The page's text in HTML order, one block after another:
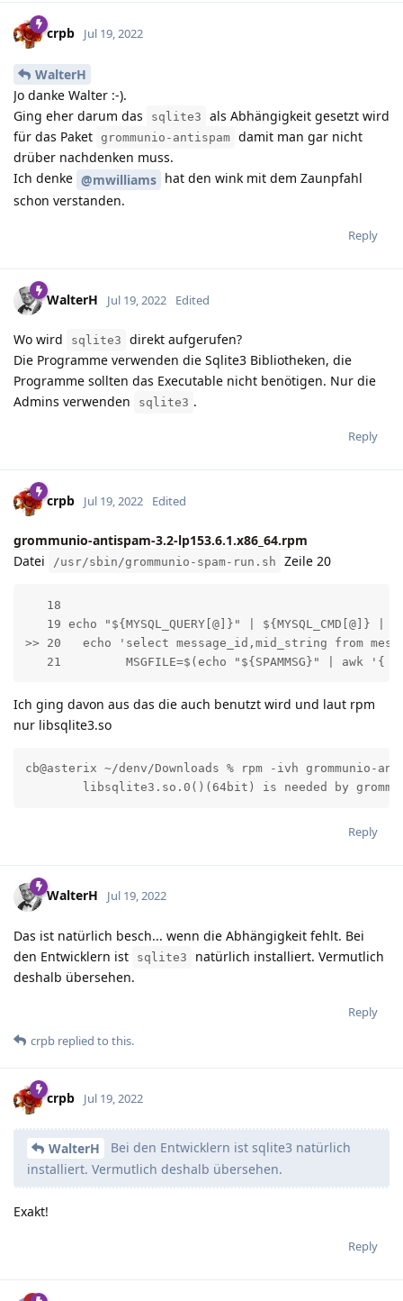
crpb Jul 19, 2022
WalterH
Jo danke Walter :-).
Ging eher darum das
sqlite3
als Abhängigkeit gesetzt wird
für das Paket grommunio-antispam damit man gar nicht
drüber nachdenken muss.
Ich denke @mwilliams hat den wink mit dem Zaunpfahl
schon verstanden.
Reply
WalterH Jul 19, 2022 Edited
Wo wird sqlite3
direkt aufgerufen?
Die Programme verwenden die Sqlite3 Bibliotheken, die
Programme sollten das Executable nicht benötigen. Nur die
Admins verwenden
sqlite3 .
Reply
crpb Jul 19, 2022 Edited
grommunio-antispam-3.2-lp153.6.1.x86_64.rpm
Datei
/usr/sbin/grommunio-spam-run.sh Zeile 20
   18
19 echo "${MYSQL_QUERY[@]}" | ${MYSQL_CMD[@]} |
>> 20   echo 'select message_id,mid_string from
21         MSGFILE=$(echo "${SPAMMSG}" | awk '{
Ich ging davon aus das die auch benutzt wird und laut rpm
nur libsqlite3.so
cb@asterix ~/denv/Downloads % rpm -ivh grommunio-
libsqlite3.so.0()(64bit) is needed by
Reply
WalterH Jul 19, 2022
Das ist natürlich besch... wenn die Abhängigkeit fehlt. Bei
den Entwicklern ist
sqlite3
natürlich installiert. Vermutlich
deshalb übersehen.
Reply
crpb replied to this.
crpb Jul 19, 2022
WalterH
Bei den Entwicklern ist sqlite3 natürlich
installiert. Vermutlich deshalb übersehen.
Exakt!
Reply